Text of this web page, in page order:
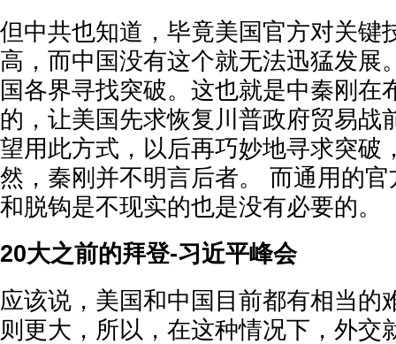
但中共也知道，毕竟美国官方对关键
高，而中国没有这个就无法迅猛发展
国各界寻找突破。这也就是中秦刚在
的，让美国先求恢复川普政府贸易战
望用此方式，以后再巧妙地寻求突破
然，秦刚并不明言后者。 而通用的
和脱钩是不现实的也是没有必要的。
20大之前的拜登-习近平峰会
应该说，美国和中国目前都有相当的
则更大，所以，在这种情况下，外交